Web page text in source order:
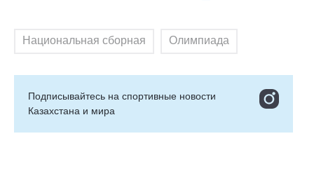
Национальная сборная Олимпиада
Подписывайтесь на cпортивные новости
Казахстана и мира